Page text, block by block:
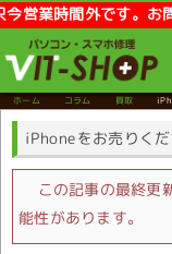
時間外です。お問合
ホーム コラム 買取
iPhoneをお売りく
この記事の最終更
能性があります。